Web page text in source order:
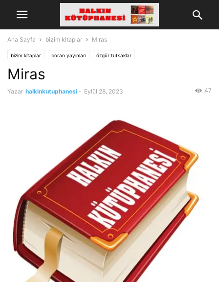
Ana Sayfa bizim kitaplar Miras
bizim kitaplar boran yayınları özgür tutsaklar
Miras
Yazar halkinkutuphanesi - Eylül 28, 2023 47